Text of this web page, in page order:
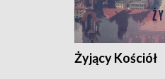
Żyjący Kościół